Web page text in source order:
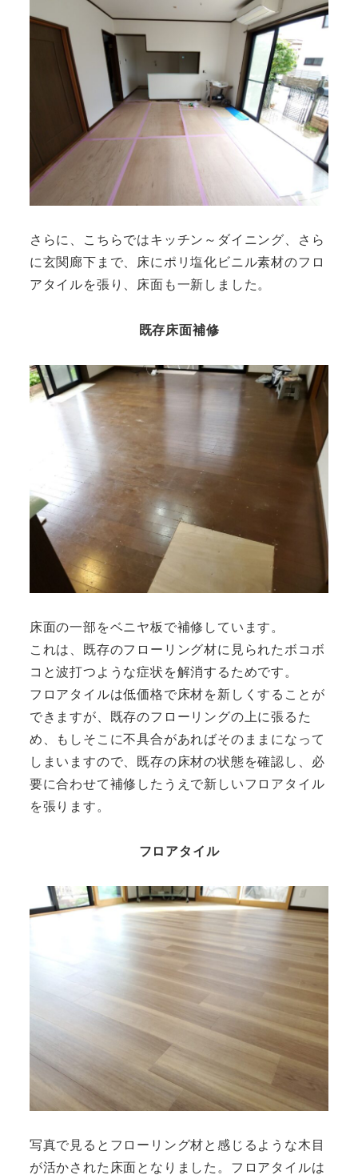
さらに、こちらではキッチン～ダイニング、さら
に玄関廊下まで、床にポリ塩化ビニル素材のフロ
アタイルを張り、床面も一新しました。
既存床面補修
床面の一部をベニヤ板で補修しています。
これは、既存のフローリング材に見られたボコボ
コと波打つような症状を解消するためです。
フロアタイルは低価格で床材を新しくすることが
できますが、既存のフローリングの上に張るた
め、もしそこに不具合があればそのままになって
しまいますので、既存の床材の状態を確認し、必
要に合わせて補修したうえで新しいフロアタイル
を張ります。
フロアタイル
写真で見るとフローリング材と感じるような木目
が活かされた床面となりました。フロアタイルは